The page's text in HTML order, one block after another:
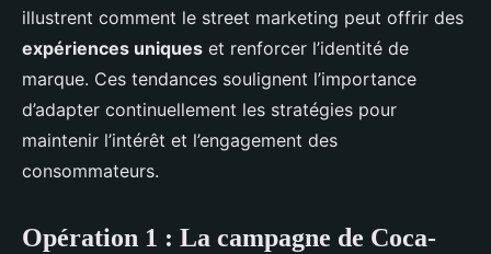
illustrent comment le street marketing peut offrir des
expériences uniques et renforcer l’identité de
marque. Ces tendances soulignent l’importance
d’adapter continuellement les stratégies pour
maintenir l’intérêt et l’engagement des
consommateurs.
Opération 1 : La campagne de Coca-